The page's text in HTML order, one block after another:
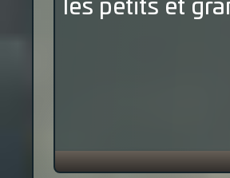
les petits et